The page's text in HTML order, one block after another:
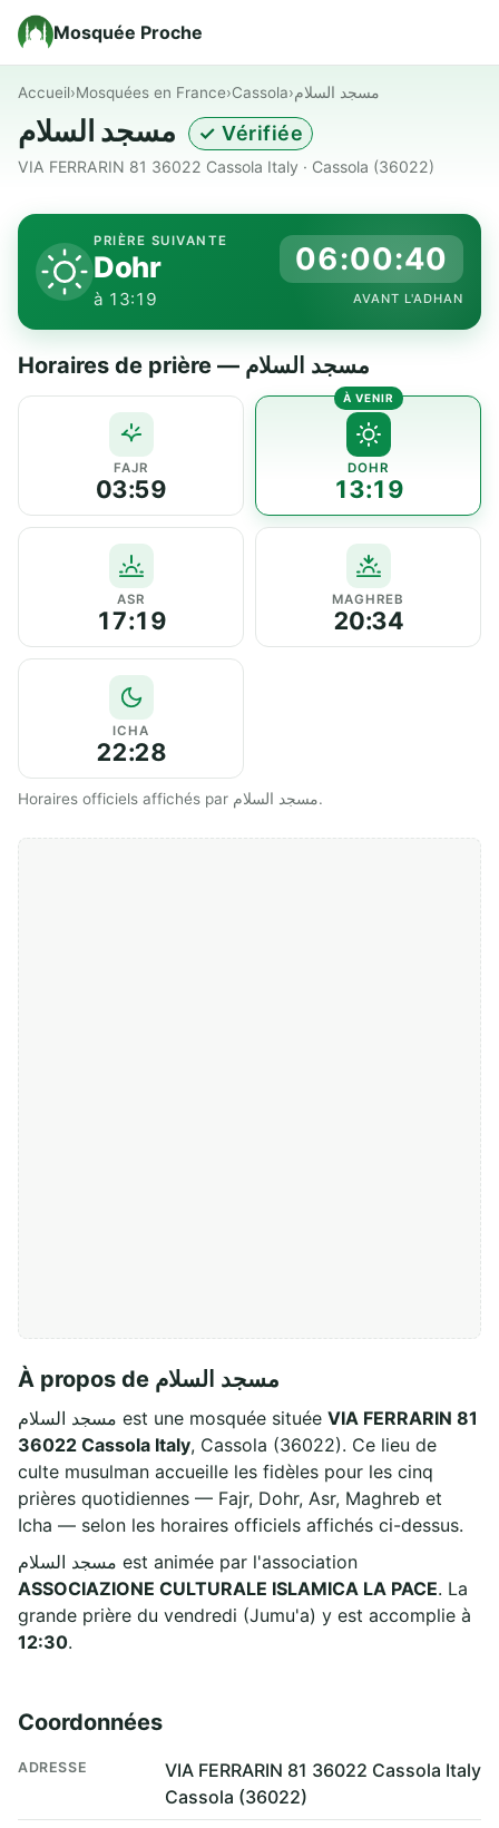
Mosquée Proche
Accueil›Mosquées en France›Cassola›مسجد السلام
✓ Vérifiée
VIA FERRARIN 81 36022 Cassola Italy · Cassola (36022)
PRIÈRE SUIVANTE
Dohr
à 13:19
06:00:40
AVANT L'ADHAN
Horaires de prière — مسجد السلام
FAJR
03:59
DOHR
13:19
ASR
17:19
MAGHREB
20:34
ICHA
22:28
Horaires officiels affichés par مسجد السلام.
À propos de مسجد السلام
مسجد السلام est une mosquée située VIA FERRARIN 81
36022 Cassola Italy, Cassola (36022). Ce lieu de
culte musulman accueille les fidèles pour les cinq
prières quotidiennes — Fajr, Dohr, Asr, Maghreb et
Icha — selon les horaires officiels affichés ci-dessus.
مسجد السلام est animée par l'association
ASSOCIAZIONE CULTURALE ISLAMICA LA PACE. La
grande prière du vendredi (Jumu'a) y est accomplie à
12:30.
Coordonnées
ADRESSE
VIA FERRARIN 81 36022 Cassola Italy
Cassola (36022)